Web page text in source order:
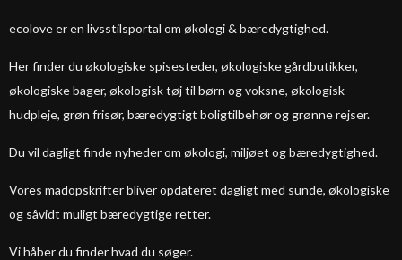
ecolove er en livsstilsportal om økologi & bæredygtighed.
Her finder du økologiske spisesteder, økologiske gårdbutikker,
økologiske bager, økologisk tøj til børn og voksne, økologisk
hudpleje, grøn frisør, bæredygtigt boligtilbehør og grønne rejser.
Du vil dagligt finde nyheder om økologi, miljøet og bæredygtighed.
Vores madopskrifter bliver opdateret dagligt med sunde, økologiske
og såvidt muligt bæredygtige retter.
Vi håber du finder hvad du søger.